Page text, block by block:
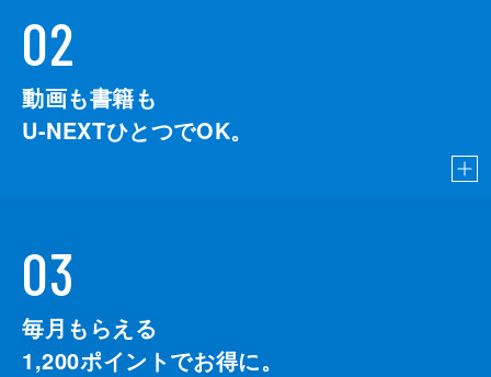
02
動画も書籍も
U-NEXTひとつでOK。
03
毎月もらえる
1,200ポイントでお得に。